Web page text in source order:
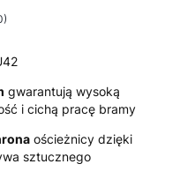
gwarantują wysoką
i cichą pracę bramy
ościeżnicy dzięki
sztucznego